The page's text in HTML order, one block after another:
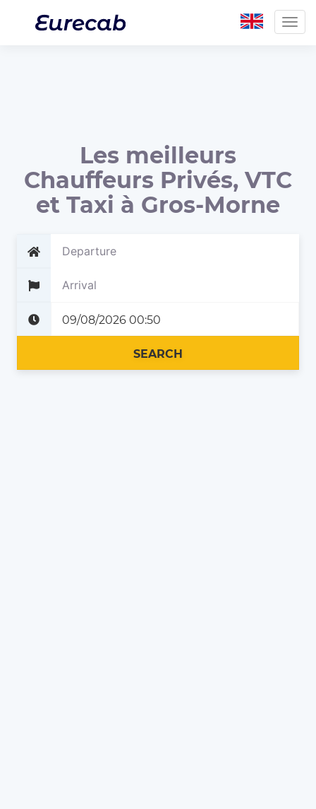
Les meilleurs
Chauffeurs Privés, VTC
et Taxi à Gros-Morne
SEARCH